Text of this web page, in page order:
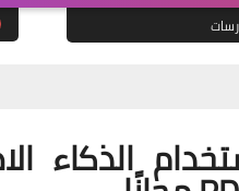
الذكاء